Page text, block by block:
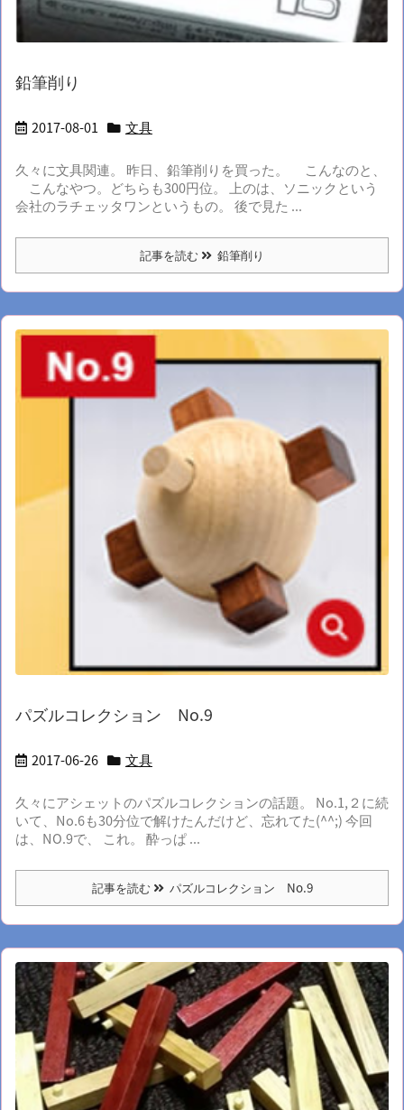
鉛筆削り
2017-08-01 文具
久々に文具関連。 昨日、鉛筆削りを買った。 こんなのと、
こんなやつ。どちらも300円位。 上のは、ソニックという
会社のラチェッタワンというもの。 後で見た ...
記事を読む 鉛筆削り
パズルコレクション No.9
2017-06-26 文具
久々にアシェットのパズルコレクションの話題。 No.1,２に続
いて、No.6も30分位で解けたんだけど、忘れてた(^^;) 今回
は、NO.9で、 これ。 酔っぱ ...
記事を読む パズルコレクション No.9